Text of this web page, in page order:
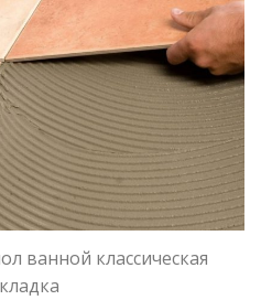
ванной классическая